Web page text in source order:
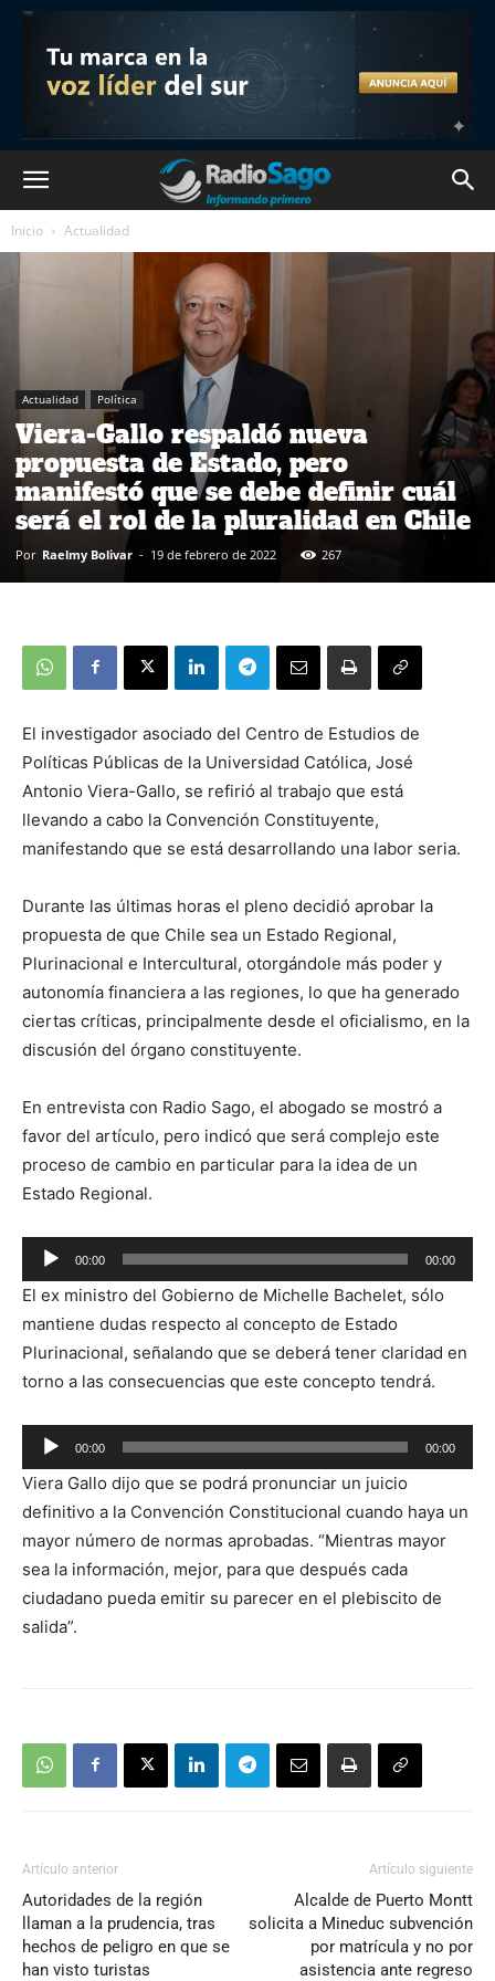
Inicio Actualidad
Actualidad Política
Viera-Gallo respaldó nueva
propuesta de Estado, pero
manifestó que se debe definir cuál
será el rol de la pluralidad en Chile
Por Raelmy Bolivar - 19 de febrero de 2022 267
El investigador asociado del Centro de Estudios de
Políticas Públicas de la Universidad Católica, José
Antonio Viera-Gallo, se refirió al trabajo que está
llevando a cabo la Convención Constituyente,
manifestando que se está desarrollando una labor seria.
Durante las últimas horas el pleno decidió aprobar la
propuesta de que Chile sea un Estado Regional,
Plurinacional e Intercultural, otorgándole más poder y
autonomía financiera a las regiones, lo que ha generado
ciertas críticas, principalmente desde el oficialismo, en la
discusión del órgano constituyente.
En entrevista con Radio Sago, el abogado se mostró a
favor del artículo, pero indicó que será complejo este
proceso de cambio en particular para la idea de un
Estado Regional.
Reproductor
de
audio
00:00 00:00
El ex ministro del Gobierno de Michelle Bachelet, sólo
mantiene dudas respecto al concepto de Estado
Plurinacional, señalando que se deberá tener claridad en
torno a las consecuencias que este concepto tendrá.
Reproductor
de
audio
00:00 00:00
Viera Gallo dijo que se podrá pronunciar un juicio
definitivo a la Convención Constitucional cuando haya un
mayor número de normas aprobadas. “Mientras mayor
sea la información, mejor, para que después cada
ciudadano pueda emitir su parecer en el plebiscito de
salida”.
Artículo anterior
Autoridades de la región
llaman a la prudencia, tras
hechos de peligro en que se
han visto turistas
Artículo siguiente
Alcalde de Puerto Montt
solicita a Mineduc subvención
por matrícula y no por
asistencia ante regreso